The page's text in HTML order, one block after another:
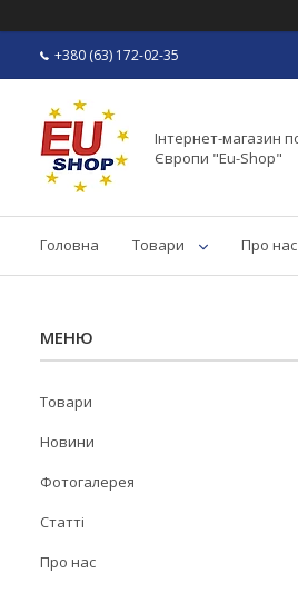
+380 (63) 172-02-35
Інтернет-магазин
Європи "Eu-Shop"
Головна Товари Про нас
Товари
Новини
Фотогалерея
Статті
Про нас